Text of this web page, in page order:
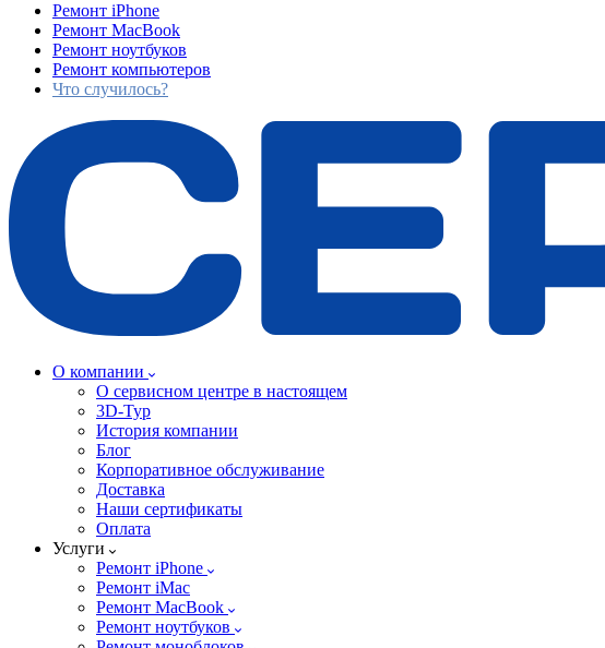
Ремонт iPhone
Ремонт MacBook
Ремонт ноутбуков
Ремонт компьютеров
Что случилось?
О компании
О сервисном центре в настоящем
3D-Тур
История компании
Блог
Корпоративное обслуживание
Доставка
Наши сертификаты
Оплата
Услуги
Ремонт iPhone
Ремонт iMac
Ремонт MacBook
Ремонт ноутбуков